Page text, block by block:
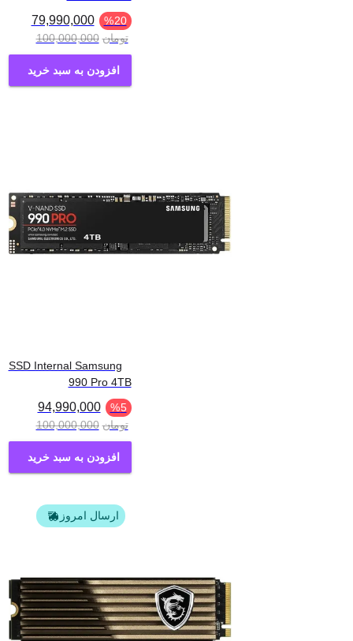
79,990,000 %20
100,000,000 تومان
افزودن به سبد خرید
SSD Internal Samsung
990 Pro 4TB
94,990,000 %5
100,000,000 تومان
افزودن به سبد خرید
ارسال امروز